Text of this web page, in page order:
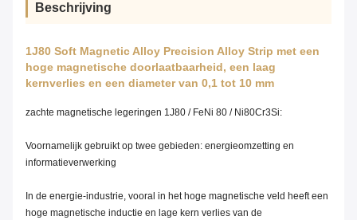
Beschrijving
1J80 Soft Magnetic Alloy Precision Alloy Strip met een
hoge magnetische doorlaatbaarheid, een laag
kernverlies en een diameter van 0,1 tot 10 mm
zachte magnetische legeringen 1J80 / FeNi 80 / Ni80Cr3Si:
Voornamelijk gebruikt op twee gebieden: energieomzetting en
informatieverwerking
In de energie-industrie, vooral in het hoge magnetische veld heeft een
hoge magnetische inductie en lage kern verlies van de